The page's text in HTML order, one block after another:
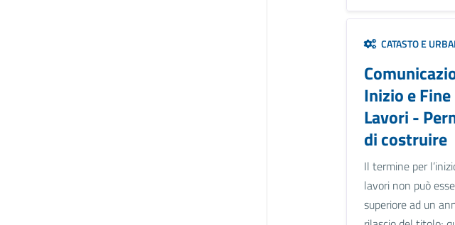
CATASTO E
Inizio e Fine
Lavori -
di costruire
Il termine per
lavori non può
superiore ad un